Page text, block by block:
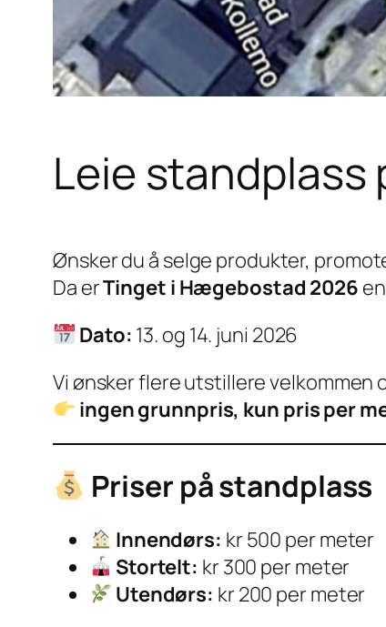
Leie
Ønsker du å selge produkter,
Da erTinget i Hægebostad 2026
Dato: 13. og 14. juni 2026
Vi ønsker flere utstillere velkommen
ingen grunnpris, kun pris per
Priser på standplass
Innendørs: kr 500 per meter
Stortelt: kr 300 per meter
Utendørs: kr 200 per meter